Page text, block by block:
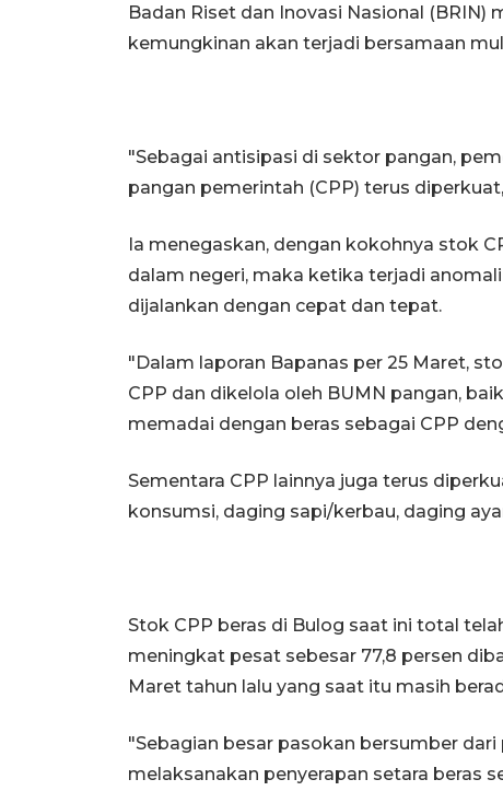
Badan Riset dan Inovasi Nasional
kemungkinan akan terjadi bersamaan
"Sebagai antisipasi di sektor pangan,
pangan pemerintah (CPP) terus
Ia menegaskan, dengan kokohnya stok
dalam negeri, maka ketika terjadi
dijalankan dengan cepat dan tepat.
"Dalam laporan Bapanas per 25 Maret,
CPP dan dikelola oleh BUMN pangan,
memadai dengan beras sebagai CPP
Sementara CPP lainnya juga terus
konsumsi, daging sapi/kerbau, daging
Stok CPP beras di Bulog saat ini total
meningkat pesat sebesar 77,8 persen
Maret tahun lalu yang saat itu masih
"Sebagian besar pasokan bersumber
melaksanakan penyerapan setara beras